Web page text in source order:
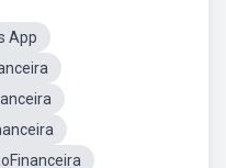
App